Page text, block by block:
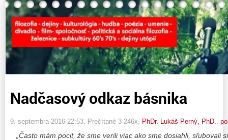
Najkomentovanejšie články
Zoznam blogov
Komerčné blogy
Nadčasový odkaz básnika
9. septembra 2016 22:53 , Prečítané 3 246x, PhDr. Lukáš Perný, PhD.
„Často mám pocit, že sme verili viac ako sme dosiahli, sľubovali